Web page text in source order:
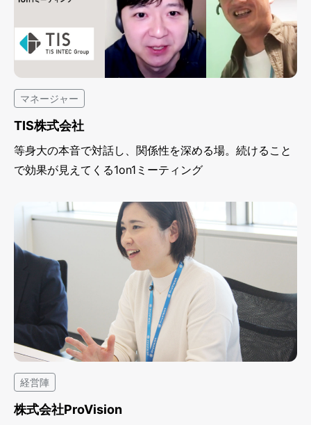
マネージャー
TIS株式会社
等身大の本音で対話し、関係性を深める場。続けること
で効果が見えてくる1on1ミーティング
経営陣
株式会社ProVision